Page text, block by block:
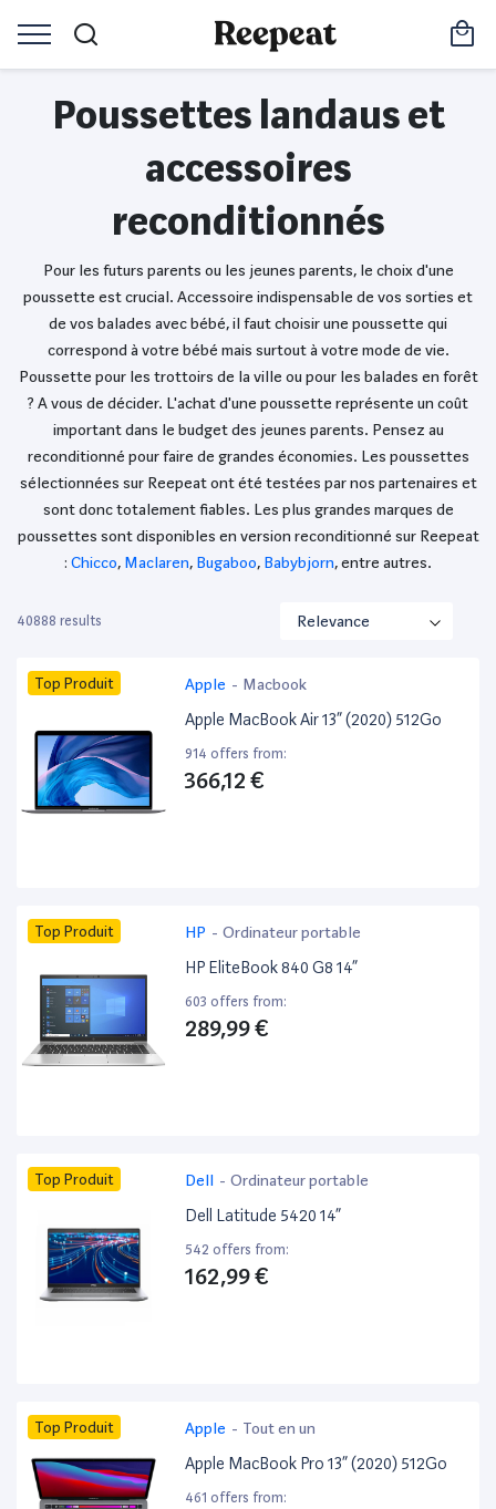
Poussettes landaus et
accessoires
reconditionnés
Pour les futurs parents ou les jeunes parents, le choix d'une
poussette est crucial. Accessoire indispensable de vos sorties et
de vos balades avec bébé, il faut choisir une poussette qui
correspond à votre bébé mais surtout à votre mode de vie.
Poussette pour les trottoirs de la ville ou pour les balades en forêt
? A vous de décider. L'achat d'une poussette représente un coût
important dans le budget des jeunes parents. Pensez au
reconditionné pour faire de grandes économies. Les poussettes
sélectionnées sur Reepeat ont été testées par nos partenaires et
sont donc totalement fiables. Les plus grandes marques de
poussettes sont disponibles en version reconditionné sur Reepeat
: Chicco, Maclaren, Bugaboo, Babybjorn, entre autres.
40888 results
Top Produit Apple - Macbook
Apple MacBook Air 13” (2020) 512Go
914 offers from:
366,12 €
Top Produit HP - Ordinateur portable
HP EliteBook 840 G8 14”
603 offers from:
289,99 €
Top Produit Dell - Ordinateur portable
Dell Latitude 5420 14”
542 offers from:
162,99 €
Top Produit Apple - Tout en un
Apple MacBook Pro 13” (2020) 512Go
461 offers from: